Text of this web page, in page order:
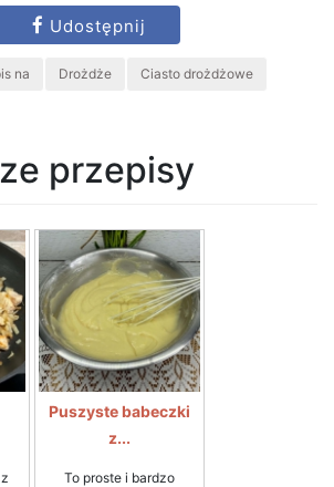
Udostępnij
na Drożdże Ciasto drożdżowe
przepisy
Puszyste babeczki
z...
To proste i bardzo